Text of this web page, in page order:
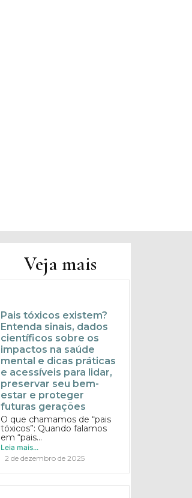
Veja mais
Pais tóxicos existem?
Entenda sinais, dados
científicos sobre os
impactos na saúde
mental e dicas práticas
e acessíveis para lidar,
preservar seu bem-
estar e proteger
futuras gerações
O que chamamos de “pais
tóxicos”: Quando falamos
em “pais...
Leia mais...
2 de dezembro de 2025